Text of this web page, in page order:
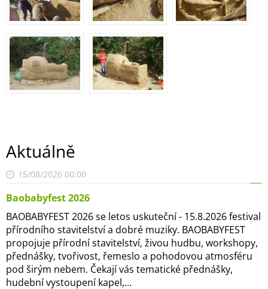
Aktuálně
15/08/2026 00:00
Baobabyfest 2026
BAOBABYFEST 2026 se letos uskuteční - 15.8.2026 festival
přírodního stavitelství a dobré muziky. BAOBABYFEST
propojuje přírodní stavitelství, živou hudbu, workshopy,
přednášky, tvořivost, řemeslo a pohodovou atmosféru
pod širým nebem. Čekají vás tematické přednášky,
hudební vystoupení kapel,...